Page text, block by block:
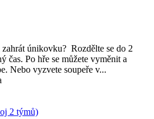
zahrát únikovku? Rozdělte se do 2
čas. Po hře se můžete vyměnit a
Nebo vyzvete soupeře v...